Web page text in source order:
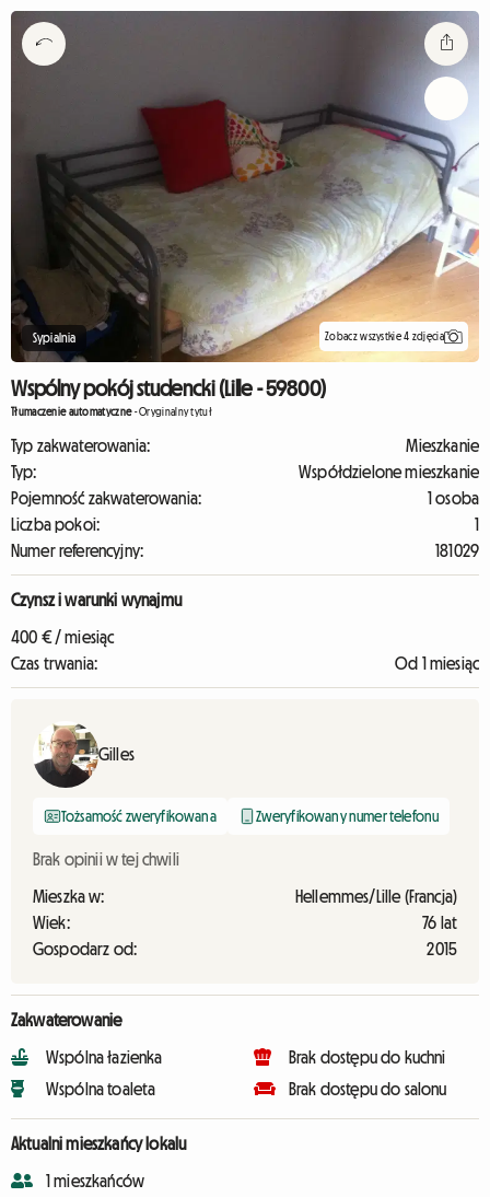
Sypialnia Zobacz wszystkie 4 zdjęcia
Wspólny pokój studencki (Lille - 59800)
Tłumaczenie automatyczne-Oryginalny tytuł
Typ zakwaterowania:
Mieszkanie
Typ:
Współdzielone mieszkanie
Pojemność zakwaterowania:
1 osoba
Liczba pokoi:
1
Numer referencyjny:
181029
Czynsz i warunki wynajmu
400 € / miesiąc
Czas trwania:
Od 1 miesiąc
Gilles
Tożsamość zweryfikowana Zweryfikowany numer telefonu
Brak opinii w tej chwili
Mieszka w:
Hellemmes/Lille (Francja)
Wiek:
76 lat
Gospodarz od:
2015
Zakwaterowanie
Wspólna łazienka
Wspólna toaleta
Brak dostępu do kuchni
Brak dostępu do salonu
Aktualni mieszkańcy lokalu
1 mieszkańców